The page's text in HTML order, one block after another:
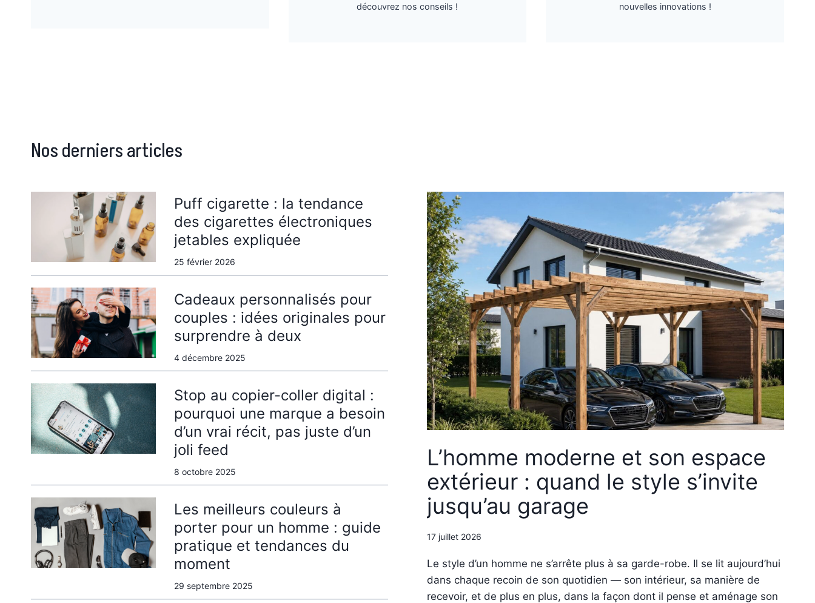
découvrez nos conseils !
nouvelles innovations !
Nos derniers articles
Puff cigarette : la tendance
des cigarettes électroniques
jetables expliquée
25 février 2026
Cadeaux personnalisés pour
couples : idées originales pour
surprendre à deux
4 décembre 2025
Stop au copier-coller digital :
pourquoi une marque a besoin
d’un vrai récit, pas juste d’un
joli feed
8 octobre 2025
Les meilleurs couleurs à
porter pour un homme : guide
pratique et tendances du
moment
29 septembre 2025
L’homme moderne et son espace
extérieur : quand le style s’invite
jusqu’au garage
17 juillet 2026
Le style d’un homme ne s’arrête plus à sa garde-robe. Il se lit aujourd’hui
dans chaque recoin de son quotidien — son intérieur, sa manière de
recevoir, et de plus en plus, dans la façon dont il pense et aménage son